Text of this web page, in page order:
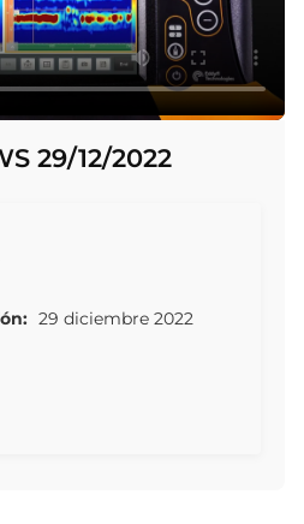
29/12/2022
29 diciembre 2022